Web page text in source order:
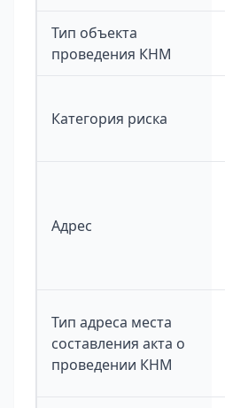
Тип объекта
проведения КНМ
Категория риска
Адрес
Тип адреса места
составления акта о
проведении КНМ